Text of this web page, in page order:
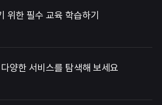
위한 필수 교육 학습하기
양한 서비스를 탐색해 보세요